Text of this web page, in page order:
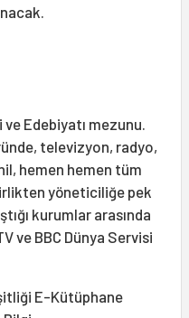
Edebiyatı mezunu.
televizyon, radyo,
hemen hemen tüm
yöneticiliğe pek
kurumlar arasında
ve BBC Dünya Servisi
E-Kütüphane